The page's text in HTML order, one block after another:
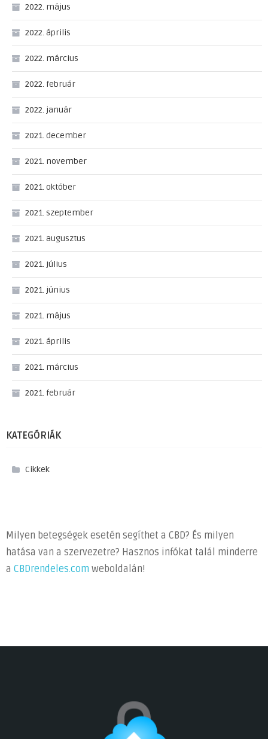
2022. május
2022. április
2022. március
2022. február
2022. január
2021. december
2021. november
2021. október
2021. szeptember
2021. augusztus
2021. július
2021. június
2021. május
2021. április
2021. március
2021. február
KATEGÓRIÁK
Cikkek
Milyen betegségek esetén segíthet a CBD? És milyen
hatása van a szervezetre? Hasznos infókat talál minderre
a CBDrendeles.com weboldalán!